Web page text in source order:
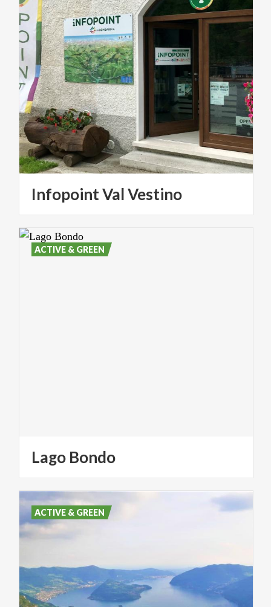
InfopointValVestino
Lago Bondo
ACTIVE & GREEN
ACTIVE & GREEN